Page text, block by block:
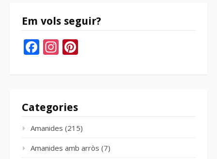
Em vols seguir?
Facebook
Instagram
Categories
Amanides (215)
Amanides amb arròs (7)